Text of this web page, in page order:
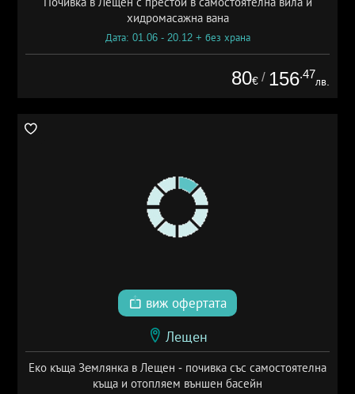
хидромасажна вана
Дата: 01.06 - 20.12 + без храна
80€ / 156.47
лв.
виж офертата
Лещен
Еко къща Зeмлянка в Лещен - почивка със самостоятелна
къща и отопляем външен басейн